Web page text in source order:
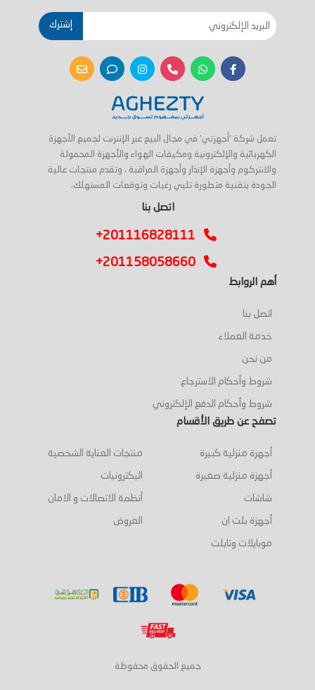
إشترك
تعمل شركة 'أجهزتي' في مجال البيع عبر الإنترنت لجميع الأجهزة
الكهربائية والإلكترونية ومكيفات الهواء والأجهزة المحمولة
والانتركوم وأجهزة الإنذار وأجهزة المراقبة ، وتقدم منتجات عالية
الجودة بتقنية متطورة تلبي رغبات وتوقعات المستهلك.
اتصل بنا
+201116828111
+201158058660
أهم الروابط
اتصل بنا
خدمة العملاء
من نحن
شروط وأحكام الاسترجاع
شروط وأحكام الدفع الإلكتروني
تصفح عن طريق الأقسام
أجهزة منزلية كبيرة
أجهزة منزلية صغيرة
شاشات
أجهزة بلت ان
موبايلات وتابلت
منتجات العناية الشخصية
اليكترونيات
أنظمة الاتصالات و الامان
العروض
جميع الحقوق محفوظة